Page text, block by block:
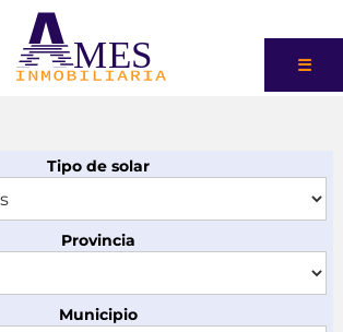
MES ☰
Tipo de solar
Provincia
Municipio